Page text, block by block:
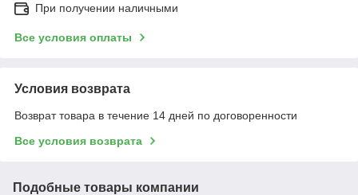
При получении наличными
Все условия оплаты
Условия возврата
Возврат товара в течение 14 дней по договоренности
Все условия возврата
Подобные товары компании